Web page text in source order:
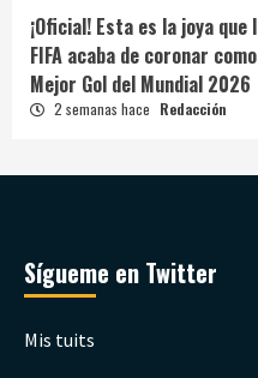
¡Oficial! Esta es la joya que
FIFA acaba de coronar
Mejor Gol del Mundial 2026
2 semanas hace Redacción
Sígueme en Twitter
Mis tuits